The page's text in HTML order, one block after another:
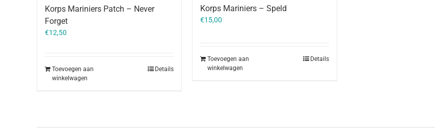
Korps Mariniers Patch – Never
Forget
€12,50
Toevoegen aan
winkelwagen
Details
Korps Mariniers – Speld
€15,00
Toevoegen aan
winkelwagen
Details